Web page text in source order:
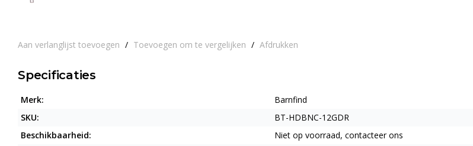
Aan verlanglijst toevoegen / Toevoegen om te vergelijken / Afdrukken
Specificaties
Merk:
Barnfind
SKU:
BT-HDBNC-12GDR
Beschikbaarheid:
Niet op voorraad, contacteer ons